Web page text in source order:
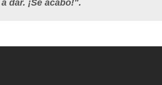
dar. ¡Se acabó!".